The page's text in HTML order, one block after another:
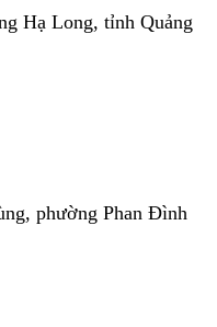
Hạ Long, tỉnh Quảng
phường Phan Đình